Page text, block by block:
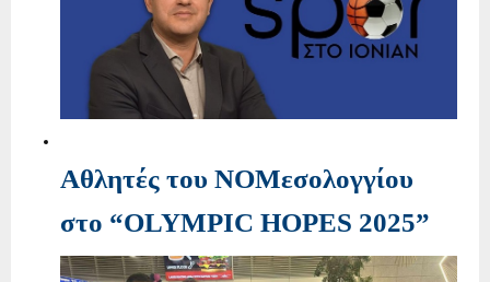
Αθλητές του ΝΟΜεσολογγίου
στο “OLYMPIC HOPES 2025”